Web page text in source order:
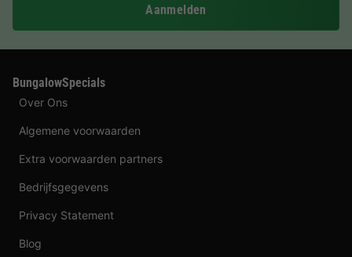
Aanmelden
BungalowSpecials
Over Ons
Algemene voorwaarden
Extra voorwaarden partners
Bedrijfsgegevens
Privacy Statement
Blog